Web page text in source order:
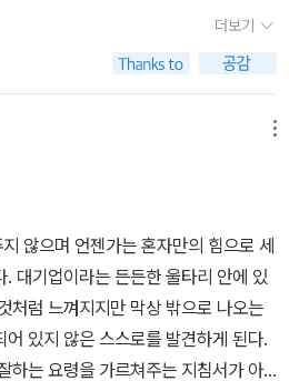
라 자기 자신을 탓하게 되기 때문이다.
다고 말한다. 이 말은 노력이 소용없
내 힘으로 통제할 수 있다고 착각하지
가 원하는 순간에 찾아오지 않는다. 그
가 늦게 오더라도 내 자리에서 쉽게 무
속력으로 달리는 삶’보다 ‘버티고 서
성공하는 것도 멋지지만, 결과가 기대
놓지 않는 태도는 더 깊은 울림을 준다.
가지 역량도 현실적이다. 직업 전문성,
위기 대처 능력, 실전 생활 기술. 일을
니고, 돈을 잘 번다고 관계와 생활이
한 사람의 몫을 해낸다는 것은 어느 한
립 역량을 강화하며 건강한 일상을 원
관심이 많은 청년 및 초기 직장인 가족
정한 생존 지도를 건넨다. 커리어, 재
지 자립에 필요한 다섯 가지 기본기
정적인 꼬리표를 붙여왔다. 하지만 진
는 데 있다. 업무 메일 한 통 쓰는 법부
작하는 법까지, 누구나 겪지만 아무
실의 문제들을 다룬다. 전세 사기를 피
는 법, 직장 내 괴롭힘에 맞서 객관적
맞서기보다 거리를 두라는 현실적인
가 된다. 가족을 떠나 자취
더보기
않으며 언젠가는 혼자만의 힘으로 세
대기업이라는 든든한 울타리 안에 있
처럼 느껴지지만 막상 밖으로 나오는
있지 않은 스스로를 발견하게 된다.
하는 요령을 가르쳐주는 지침서가 아